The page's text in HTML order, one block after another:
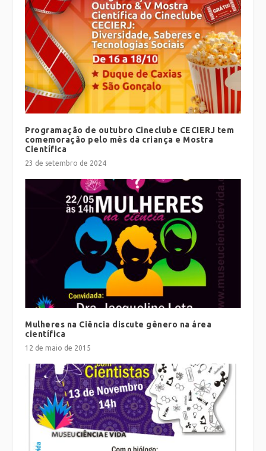
Programação de outubro Cineclube CECIERJ tem
comemoração pelo mês da criança e Mostra
Científica
23 de setembro de 2024
Mulheres na Ciência discute gênero na área
científica
12 de maio de 2015